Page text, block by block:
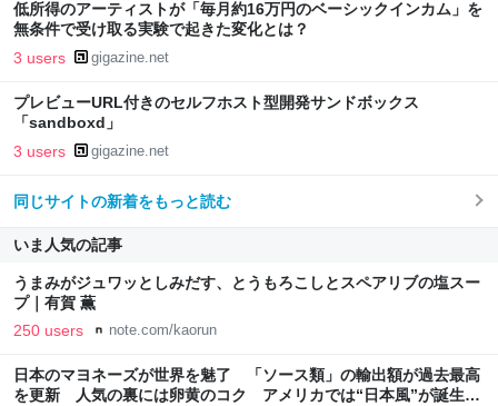
低所得のアーティストが「毎月約16万円のベーシックインカム」を
無条件で受け取る実験で起きた変化とは？
3 users gigazine.net
プレビューURL付きのセルフホスト型開発サンドボックス
「sandboxd」
3 users gigazine.net
同じサイトの新着をもっと読む
いま人気の記事
うまみがジュワッとしみだす、とうもろこしとスペアリブの塩スー
プ｜有賀 薫
250 users note.com/kaorun
日本のマヨネーズが世界を魅了 「ソース類」の輸出額が過去最高
を更新 人気の裏には卵黄のコク アメリカでは“日本風”が誕生｜